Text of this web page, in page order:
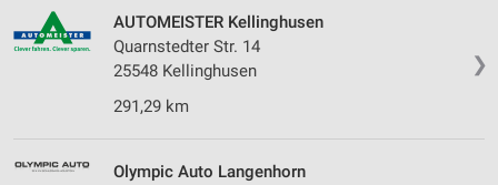
❯
AUTOMEISTER Kellinghusen
Quarnstedter Str. 14
25548 Kellinghusen
291,29 km
Olympic Auto Langenhorn